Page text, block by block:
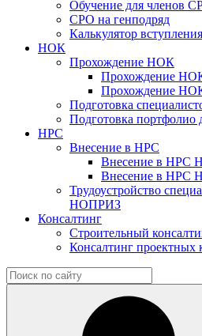
Обучение для членов
СРО на генподряд
Калькулятор
НОК
Прохождение НОК
Прохождение
Прохождение
Подготовка
Подготовка
НРС
Внесение в НРС
Внесение в НРС
Внесение в НРС
Трудоустройство
НОПРИЗ
Консалтинг
Строительный
Консалтинг проектных